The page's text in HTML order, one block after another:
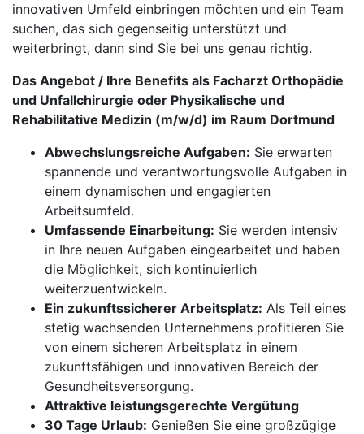
innovativen Umfeld einbringen möchten und ein Team
suchen, das sich gegenseitig unterstützt und
weiterbringt, dann sind Sie bei uns genau richtig.
Das Angebot / Ihre Benefits als Facharzt Orthopädie
und Unfallchirurgie oder Physikalische und
Rehabilitative Medizin (m/w/d) im Raum Dortmund
Abwechslungsreiche Aufgaben: Sie erwarten
spannende und verantwortungsvolle Aufgaben in
einem dynamischen und engagierten
Arbeitsumfeld.
Umfassende Einarbeitung: Sie werden intensiv
in Ihre neuen Aufgaben eingearbeitet und haben
die Möglichkeit, sich kontinuierlich
weiterzuentwickeln.
Ein zukunftssicherer Arbeitsplatz: Als Teil eines
stetig wachsenden Unternehmens profitieren Sie
von einem sicheren Arbeitsplatz in einem
zukunftsfähigen und innovativen Bereich der
Gesundheitsversorgung.
Attraktive leistungsgerechte Vergütung
30 Tage Urlaub: Genießen Sie eine großzügige